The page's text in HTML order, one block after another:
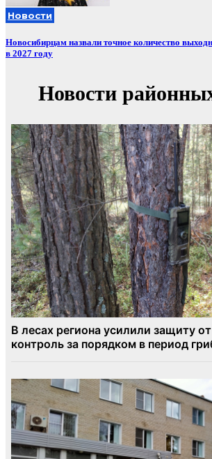
Новости
Новосибирцам назвали точное количество
в 2027 году